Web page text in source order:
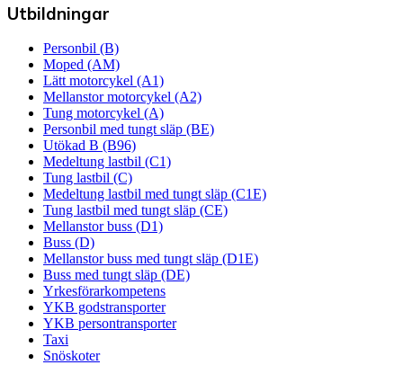
Utbildningar
Personbil (B)
Moped (AM)
Lätt motorcykel (A1)
Mellanstor motorcykel (A2)
Tung motorcykel (A)
Personbil med tungt släp (BE)
Utökad B (B96)
Medeltung lastbil (C1)
Tung lastbil (C)
Medeltung lastbil med tungt släp (C1E)
Tung lastbil med tungt släp (CE)
Mellanstor buss (D1)
Buss (D)
Mellanstor buss med tungt släp (D1E)
Buss med tungt släp (DE)
Yrkesförarkompetens
YKB godstransporter
YKB persontransporter
Taxi
Snöskoter